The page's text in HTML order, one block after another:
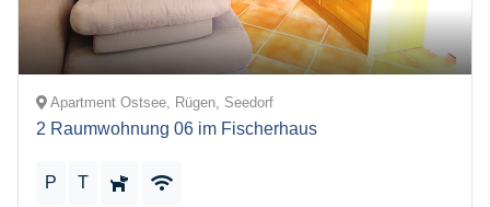
Apartment Ostsee, Rügen, Seedorf
2 Raumwohnung 06 im Fischerhaus
P T